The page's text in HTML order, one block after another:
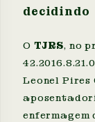
decidindo
O TJRS, no
Leonel Pires
enfermagem